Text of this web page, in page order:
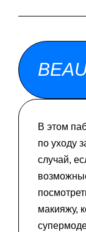
В этом
по уходу
случай,
макияжу,